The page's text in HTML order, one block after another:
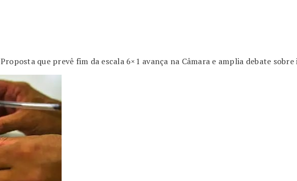
Proposta que prevê fim da escala 6×1 avança na Câmara e amplia debate